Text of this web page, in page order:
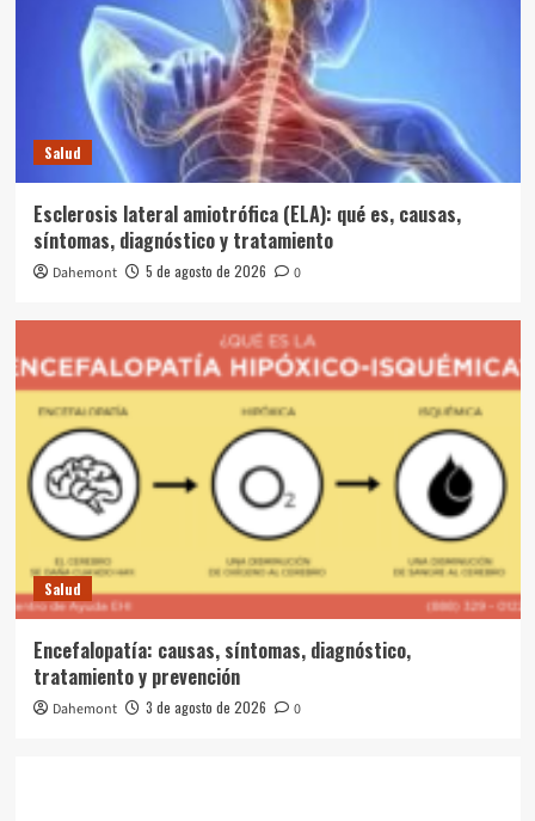
Salud
Esclerosis lateral amiotrófica (ELA): qué es, causas,
síntomas, diagnóstico y tratamiento
Dahemont 5 de agosto de 2026 0
Salud
Encefalopatía: causas, síntomas, diagnóstico,
tratamiento y prevención
Dahemont 3 de agosto de 2026 0